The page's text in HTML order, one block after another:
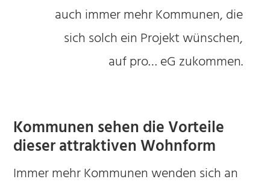
auch immer mehr Kommunen, die
sich solch ein Projekt wünschen,
auf pro… eG zukommen.
Kommunen sehen die Vorteile
dieser attraktiven Wohnform
Immer mehr Kommunen wenden sich an